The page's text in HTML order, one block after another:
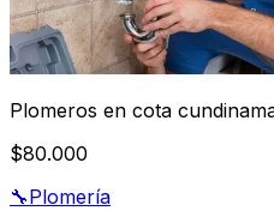
Plomeros en cota
$80.000
🔧Plomería